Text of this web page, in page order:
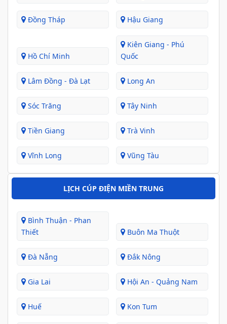
Đồng Tháp Hậu Giang
Hồ Chí Minh
Kiên Giang - Phú
Quốc
Lâm Đồng - Đà Lạt Long An
Sóc Trăng Tây Ninh
Tiền Giang Trà Vinh
Vĩnh Long Vũng Tàu
LỊCH CÚP ĐIỆN MIỀN TRUNG
Bình Thuận - Phan
Thiết
Buôn Ma Thuột
Đà Nẵng Đắk Nông
Gia Lai Hội An - Quảng Nam
Huế Kon Tum